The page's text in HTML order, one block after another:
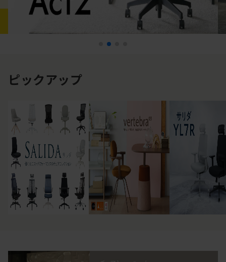
ピックアップ